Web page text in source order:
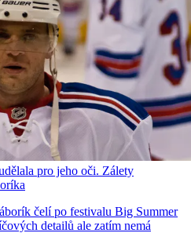
pro jeho oči. Zálety
čelí po festivalu Big Summer
detailů ale zatím nemá